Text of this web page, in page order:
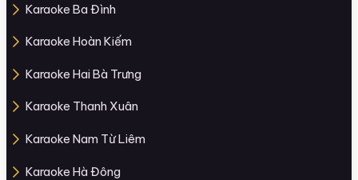
Karaoke Ba Đình
Karaoke Hoàn Kiếm
Karaoke Hai Bà Trưng
Karaoke Thanh Xuân
Karaoke Nam Từ Liêm
Karaoke Hà Đông